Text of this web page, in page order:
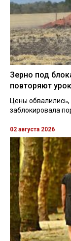
Зерно под
повторяют
Цены обвалились,
заблокировала
02 августа 2026